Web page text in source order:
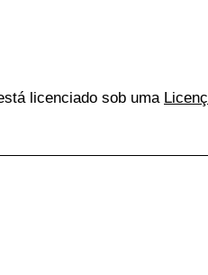
licenciado sob uma